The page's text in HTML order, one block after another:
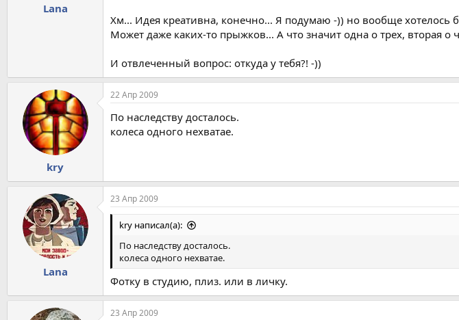
Lana
Хм... Идея креативна, конечно... Я подумаю -)) но вообще хотелось
Может даже каких-то прыжков... А что значит одна о трех, вторая о
И отвлеченный вопрос: откуда у тебя?! -))
kry
22 Апр 2009
По наследству досталось.
колеса одного нехватае.
Lana
23 Апр 2009
kry написал(а):
По наследству досталось.
колеса одного нехватае.
Фотку в студию, плиз. или в личку.
23 Апр 2009